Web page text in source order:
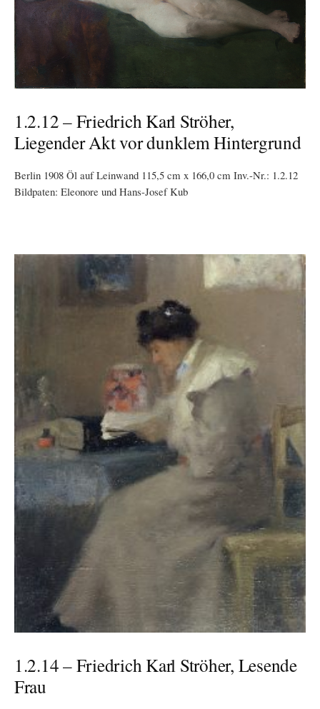
1.2.12 – Friedrich Karl Ströher,
Liegender Akt vor dunklem Hintergrund
Berlin 1908 Öl auf Leinwand 115,5 cm x 166,0 cm Inv.-Nr.: 1.2.12
Bildpaten: Eleonore und Hans-Josef Kub
1.2.14 – Friedrich Karl Ströher, Lesende
Frau